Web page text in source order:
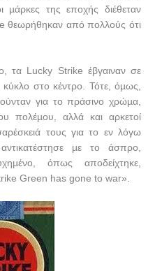
µάρκες της εποχής διέθεταν
θεωρήθηκαν από πολλούς ότι
τα Lucky Strike έβγαιναν σε
στο κέντρο. Τότε, όµως,
για το πράσινο χρώµα,
πολέµου, αλλά και αρκετοί
τους για το εν λόγω
µε το άσπρο,
όπως αποδείχτηκε,
Green has gone to war».